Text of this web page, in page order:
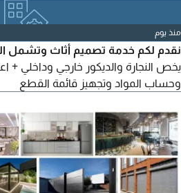
منذ يوم
نقدم لكم خدمة تصميم أثاث وتشمل
يخص النجارة والديكور خارجي وداخلي +
وحساب المواد وتجهيز قائمة القطع